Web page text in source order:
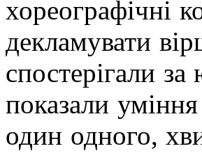
хореографічні
декламувати
спостерігали
показали
один одного,